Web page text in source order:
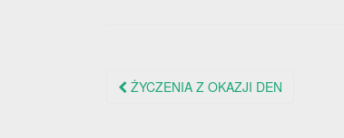
Nawigacja
ŻYCZENIA Z OKAZJI DEN